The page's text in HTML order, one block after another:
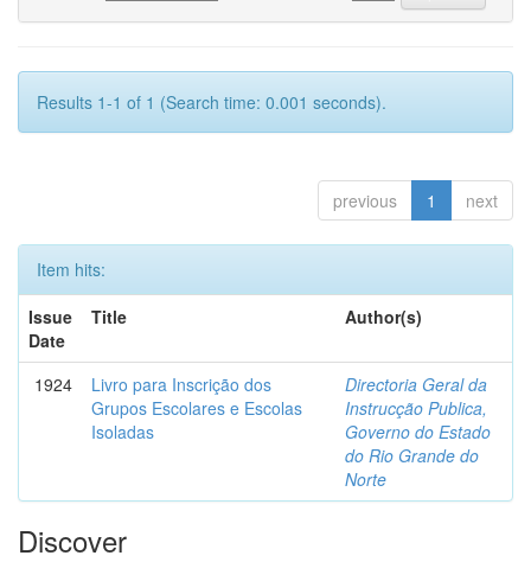
Results 1-1 of 1 (Search time: 0.001 seconds).
previous 1 next
Item hits:
Issue
Date
Title Author(s)
1924
Livro para Inscrição dos
Grupos Escolares e Escolas
Isoladas
Directoria Geral da
Instrucção Publica,
Governo do Estado
do Rio Grande do
Norte
Discover